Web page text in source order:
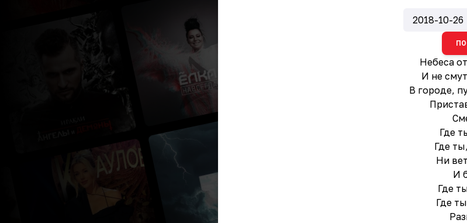
2018-10-26
Небеса
И не
В городе,
Где
Где
Ни
И
Где
Где